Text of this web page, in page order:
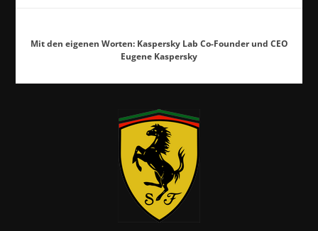
Mit den eigenen Worten: Kaspersky Lab Co-Founder und CEO
Eugene Kaspersky